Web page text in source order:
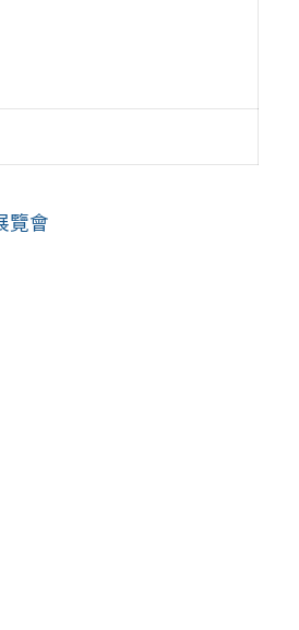
覽會